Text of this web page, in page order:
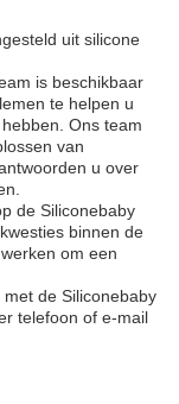
uit silicone
is beschikbaar
te helpen u
Ons team
van
u over
de Siliconebaby
binnen de
om een
de Siliconebaby
telefoon of e-mail